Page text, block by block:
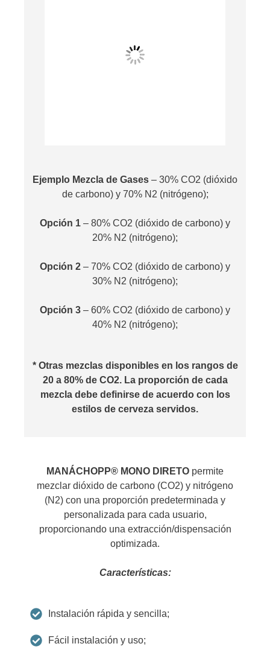
Ejemplo Mezcla de Gases – 30% CO2 (dióxido
de carbono) y 70% N2 (nitrógeno);
Opción 1 – 80% CO2 (dióxido de carbono) y
20% N2 (nitrógeno);
Opción 2 – 70% CO2 (dióxido de carbono) y
30% N2 (nitrógeno);
Opción 3 – 60% CO2 (dióxido de carbono) y
40% N2 (nitrógeno);
* Otras mezclas disponibles en los rangos de
20 a 80% de CO2. La proporción de cada
mezcla debe definirse de acuerdo con los
estilos de cerveza servidos.
MANÁCHOPP® MONO DIRETO permite
mezclar dióxido de carbono (CO2) y nitrógeno
(N2) con una proporción predeterminada y
personalizada para cada usuario,
proporcionando una extracción/dispensación
optimizada.
Características:
Instalación rápida y sencilla;
Fácil instalación y uso;